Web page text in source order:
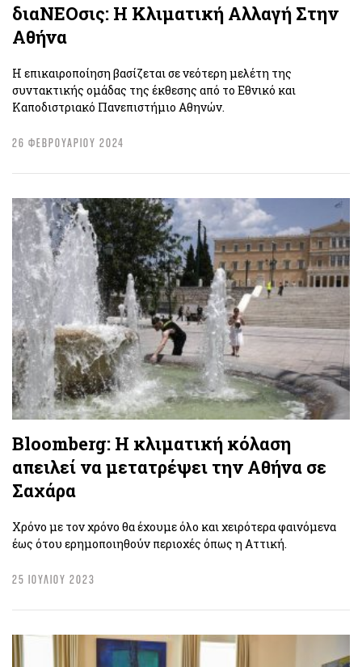
διαΝΕΟσις: Η Kλιματική Aλλαγή Στην
Αθήνα
Η επικαιροποίηση βασίζεται σε νεότερη μελέτη της
συντακτικής ομάδας της έκθεσης από το Εθνικό και
Καποδιστριακό Πανεπιστήμιο Αθηνών.
26 ΦΕΒΡΟΥΑΡΙΟΥ 2024
Bloomberg: H κλιματική κόλαση
απειλεί να μετατρέψει την Αθήνα σε
Σαχάρα
Xρόνο με τον χρόνο θα έχουμε όλο και χειρότερα φαινόμενα
έως ότου ερημοποιηθούν περιοχές όπως η Αττική.
25 ΙΟΥΛΙΟΥ 2023